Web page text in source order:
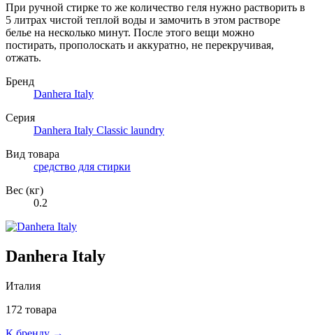
При ручной стирке то же количество геля нужно растворить в
5 литрах чистой теплой воды и замочить в этом растворе
белье на несколько минут. После этого вещи можно
постирать, прополоскать и аккуратно, не перекручивая,
отжать.
Бренд
Danhera Italy
Серия
Danhera Italy Classic laundry
Вид товара
средство для стирки
Вес (кг)
0.2
Danhera Italy
Италия
172 товара